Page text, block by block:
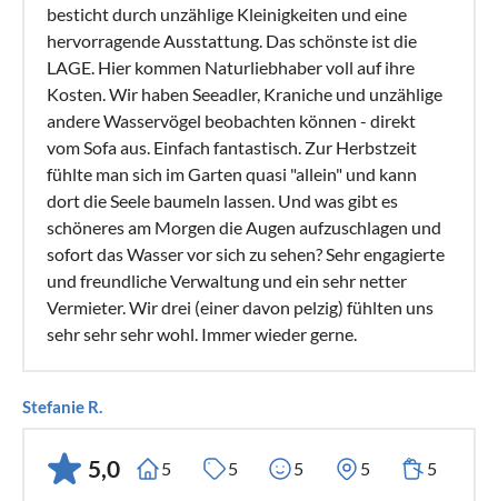
besticht durch unzählige Kleinigkeiten und eine
hervorragende Ausstattung. Das schönste ist die
LAGE. Hier kommen Naturliebhaber voll auf ihre
Kosten. Wir haben Seeadler, Kraniche und unzählige
andere Wasservögel beobachten können - direkt
vom Sofa aus. Einfach fantastisch. Zur Herbstzeit
fühlte man sich im Garten quasi "allein" und kann
dort die Seele baumeln lassen. Und was gibt es
schöneres am Morgen die Augen aufzuschlagen und
sofort das Wasser vor sich zu sehen? Sehr engagierte
und freundliche Verwaltung und ein sehr netter
Vermieter. Wir drei (einer davon pelzig) fühlten uns
sehr sehr sehr wohl. Immer wieder gerne.
Stefanie R.
5,0 5 5 5 5 5